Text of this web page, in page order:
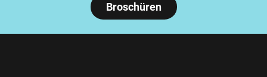
Broschüren